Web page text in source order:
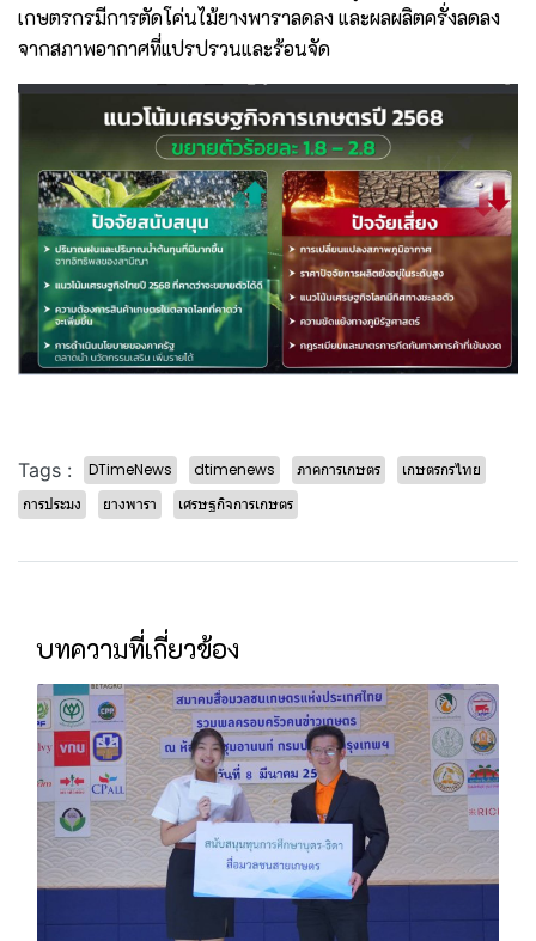
เกษตรกรมีการตัดโค่นไม้ยางพาราลดลง และผลผลิตครั่งลดลง
จากสภาพอากาศที่แปรปรวนและร้อนจัด
Tags : DTimeNews dtimenews ภาคการเกษตร
เกษตรกรไทย
การประมง
ยางพารา เศรษฐกิจการเกษตร
บทความที่เกี่ยวข้อง